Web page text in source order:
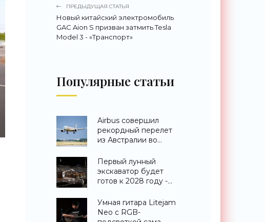
ПРЕДЫДУЩАЯ СТАТЬЯ
Новый китайский электромобиль
GAC Aion S призван затмить Tesla
Model 3 - «Транспорт»
Популярные статьи
Airbus совершил
рекордный перелет
из Австралии во
«Техника»
Первый лунный
экскаватор будет
готов к 2028 году -
Умная гитара Litejam
Neo с RGB-